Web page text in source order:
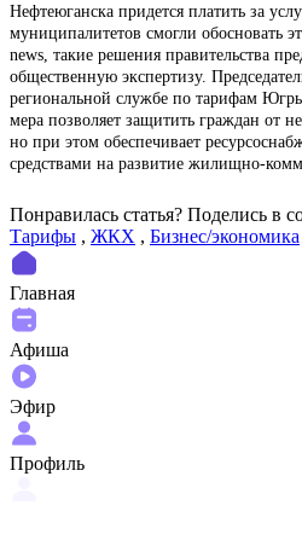
Нефтеюганска придется платить за
муниципалитетов смогли обосновать
news, такие решения правительства
общественную экспертизу.
региональной службе по тарифам
мера позволяет защитить граждан от
но при этом обеспечивает
средствами на развитие жилищно-
Понравилась статья? Поделиcь в
Тарифы , ЖКХ , Бизнес/экономика
Главная
Афиша
Эфир
Профиль